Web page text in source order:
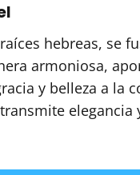
hebreas, se
armoniosa,
y belleza a la
elegancia